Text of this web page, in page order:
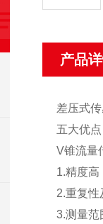
产品
差压式
五大优
V锥流量
1.精度高
2.重复性
3.测量范